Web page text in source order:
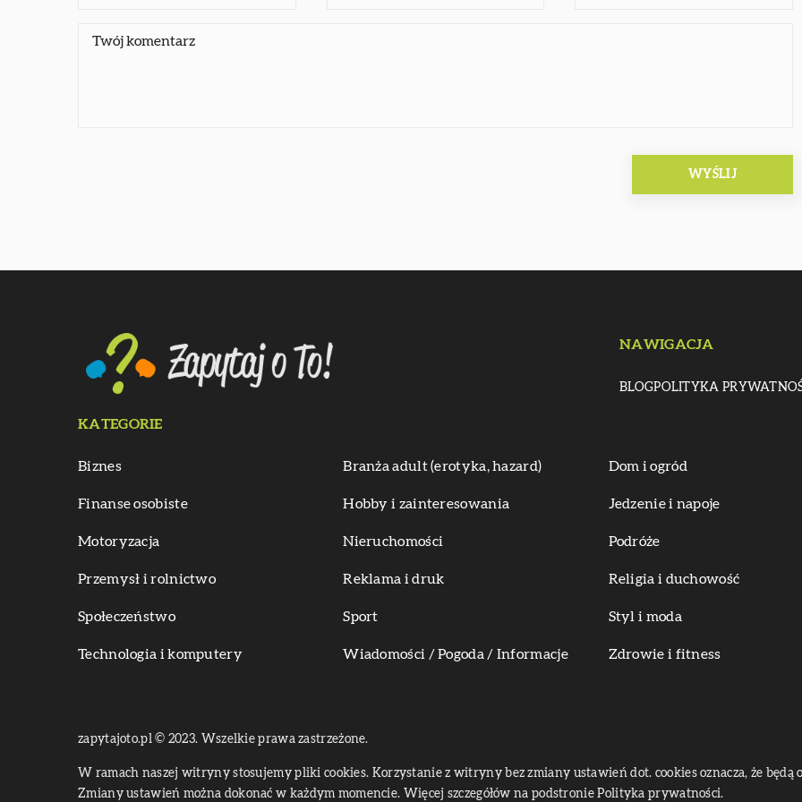
NAWIGACJA
BLOGPOLITYKA
KATEGORIE
Biznes Branża adult (erotyka, hazard) Dom i ogród
Finanse osobiste Hobby i zainteresowania Jedzenie i napoje
Motoryzacja Nieruchomości Podróże
Przemysł i rolnictwo Reklama i druk Religia i duchowość
Społeczeństwo Sport Styl i moda
Technologia i komputery Wiadomości / Pogoda / Informacje Zdrowie i fitness
zapytajoto.pl © 2023. Wszelkie prawa zastrzeżone.
W ramach naszej witryny stosujemy pliki cookies. Korzystanie z witryny bez zmiany ustawień dot. cookies oznacza, że będą
Zmiany ustawień można dokonać w każdym momencie. Więcej szczegółów na podstroniePolityka prywatności.